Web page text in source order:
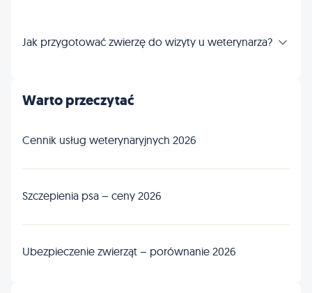
Jak przygotować zwierzę do wizyty u weterynarza?
Warto przeczytać
Cennik usług weterynaryjnych 2026
Szczepienia psa – ceny 2026
Ubezpieczenie zwierząt – porównanie 2026